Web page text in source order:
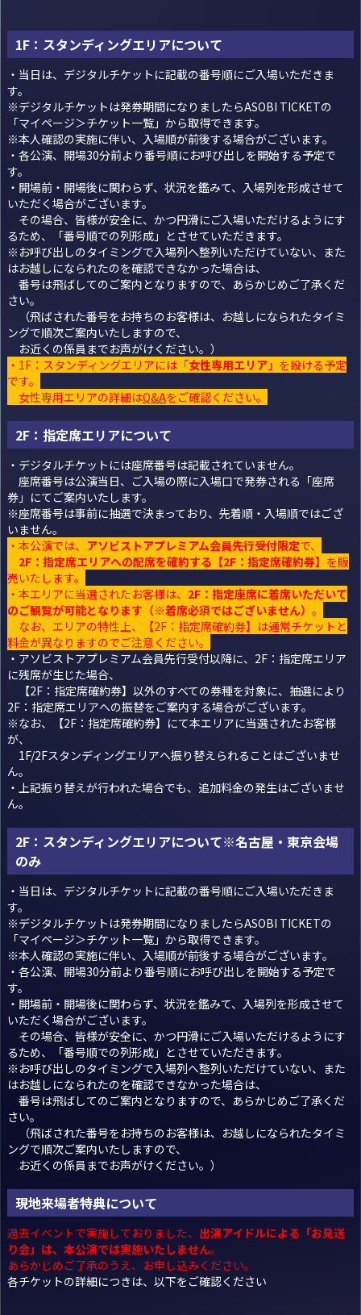
1F：スタンディングエリアについて
・当日は、デジタルチケットに記載の番号順にご入場いただきま
す。
※デジタルチケットは発券期間になりましたらASOBI TICKETの
「マイページ＞チケット一覧」から取得できます。
※本人確認の実施に伴い、入場順が前後する場合がございます。
・各公演、開場30分前より番号順にお呼び出しを開始する予定で
す。
・開場前・開場後に関わらず、状況を鑑みて、入場列を形成させて
いただく場合がございます。
その場合、皆様が安全に、かつ円滑にご入場いただけるようにす
るため、「番号順での列形成」とさせていただきます。
※お呼び出しのタイミングで入場列へ整列いただけていない、また
はお越しになられたのを確認できなかった場合は、
番号は飛ばしてのご案内となりますので、あらかじめご了承くだ
さい。
（飛ばされた番号をお持ちのお客様は、お越しになられたタイミ
ングで順次ご案内いたしますので、
お近くの係員までお声がけください。）
・1F：スタンディングエリアには「女性専用エリア 」を設ける予定
です。
女性専用エリアの詳細はQ&Aをご確認ください。
2F：指定席エリアについて
・デジタルチケットには座席番号は記載されていません。
座席番号は公演当日、ご入場の際に入場口で発券される「座席
券」にてご案内いたします。
※座席番号は事前に抽選で決まっており、先着順・入場順ではござ
いません。
・本公演では、 アソビストアプレミアム会員先行受付限定で、
2F：指定席エリアへの配席を確約する【2F：指定席確約券】 を販
売いたします。
・本エリアに当選されたお客様は、 2F：指定座席に着席いただいて
のご観覧が可能となります（※着席必須ではございません）。
なお、エリアの特性上、【2F：指定席確約券】は通常チケットと
料金が異なりますのでご注意ください。
・アソビストアプレミアム会員先行受付以降に、2F：指定席エリア
に残席が生じた場合、
【2F：指定席確約券】以外のすべての券種を対象に、抽選により
2F：指定席エリアへの振替をご案内する場合がございます。
※なお、【2F：指定席確約券】にて本エリアに当選されたお客様
が、
1F/2Fスタンディングエリアへ振り替えられることはございませ
ん。
・上記振り替えが行われた場合でも、追加料金の発生はございませ
ん。
2F：スタンディングエリアについて※名古屋・東京会場
のみ
・当日は、デジタルチケットに記載の番号順にご入場いただきま
す。
※デジタルチケットは発券期間になりましたらASOBI TICKETの
「マイページ＞チケット一覧」から取得できます。
※本人確認の実施に伴い、入場順が前後する場合がございます。
・各公演、開場30分前より番号順にお呼び出しを開始する予定で
す。
・開場前・開場後に関わらず、状況を鑑みて、入場列を形成させて
いただく場合がございます。
その場合、皆様が安全に、かつ円滑にご入場いただけるようにす
るため、「番号順での列形成」とさせていただきます。
※お呼び出しのタイミングで入場列へ整列いただけていない、また
はお越しになられたのを確認できなかった場合は、
番号は飛ばしてのご案内となりますので、あらかじめご了承くだ
さい。
（飛ばされた番号をお持ちのお客様は、お越しになられたタイミ
ングで順次ご案内いたしますので、
お近くの係員までお声がけください。）
現地来場者特典について
過去イベントで実施しておりました、 出演アイドルによる「お見送
り会」は、本公演では実施いたしません。
あらかじめご了承のうえ、お申し込みください。
各チケットの詳細につきは、以下をご確認ください